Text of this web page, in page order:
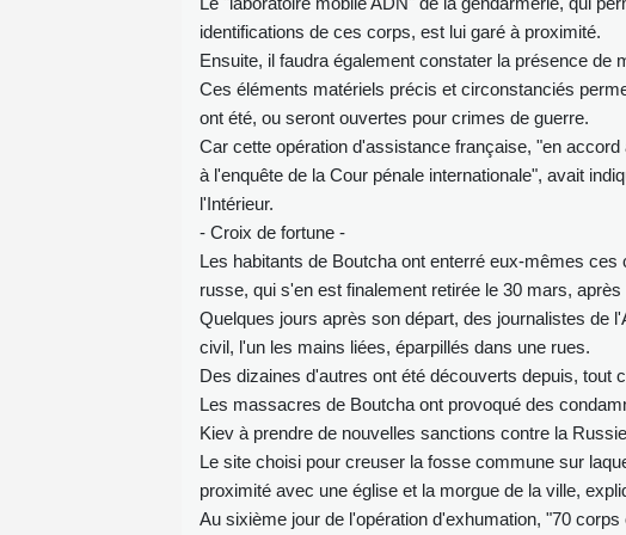
identifications de ces corps, est lui garé à proximité.
Ensuite, il faudra également constater la présence de
Ces éléments matériels précis et circonstanciés
ont été, ou seront ouvertes pour crimes de guerre.
Car cette opération d'assistance française, "en
à l'enquête de la Cour pénale internationale", avait
l'Intérieur.
- Croix de fortune -
Les habitants de Boutcha ont enterré eux-mêmes
russe, qui s'en est finalement retirée le 30 mars,
Quelques jours après son départ, des journalistes de
civil, l'un les mains liées, éparpillés dans une rues.
Des dizaines d'autres ont été découverts depuis, tout
Les massacres de Boutcha ont provoqué des
Kiev à prendre de nouvelles sanctions contre la
Le site choisi pour creuser la fosse commune sur
proximité avec une église et la morgue de la ville,
Au sixième jour de l'opération d'exhumation, "70